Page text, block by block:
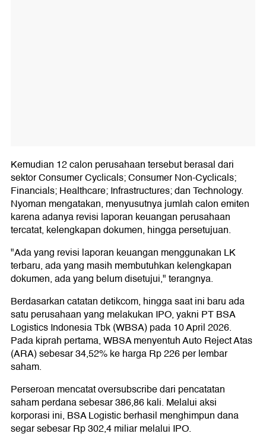
Kemudian 12 calon perusahaan tersebut berasal dari
sektor Consumer Cyclicals; Consumer Non-Cyclicals;
Financials; Healthcare; Infrastructures; dan Technology.
Nyoman mengatakan, menyusutnya jumlah calon emiten
karena adanya revisi laporan keuangan perusahaan
tercatat, kelengkapan dokumen, hingga persetujuan.
"Ada yang revisi laporan keuangan menggunakan LK
terbaru, ada yang masih membutuhkan kelengkapan
dokumen, ada yang belum disetujui," terangnya.
Berdasarkan catatan detikcom, hingga saat ini baru ada
satu perusahaan yang melakukan IPO, yakni PT BSA
Logistics Indonesia Tbk (WBSA) pada 10 April 2026.
Pada kiprah pertama, WBSA menyentuh Auto Reject Atas
(ARA) sebesar 34,52% ke harga Rp 226 per lembar
saham.
Perseroan mencatat oversubscribe dari pencatatan
saham perdana sebesar 386,86 kali. Melalui aksi
korporasi ini, BSA Logistic berhasil menghimpun dana
segar sebesar Rp 302,4 miliar melalui IPO.